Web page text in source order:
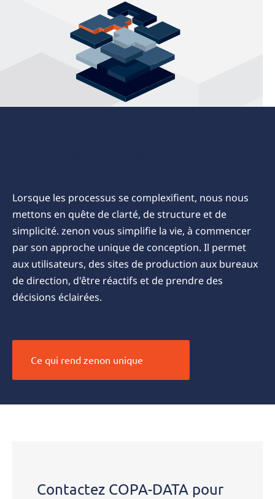
Lorsque les processus se complexifient, nous nous
mettons en quête de clarté, de structure et de
simplicité. zenon vous simplifie la vie, à commencer
par son approche unique de conception. Il permet
aux utilisateurs, des sites de production aux bureaux
de direction, d'être réactifs et de prendre des
décisions éclairées.
Ce qui rend zenon unique
Contactez COPA-DATA pour